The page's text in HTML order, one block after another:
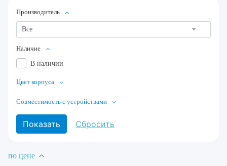
Производитель
Все
Наличие
В наличии
Цвет корпуса
Совместимость с устройствами
по цене